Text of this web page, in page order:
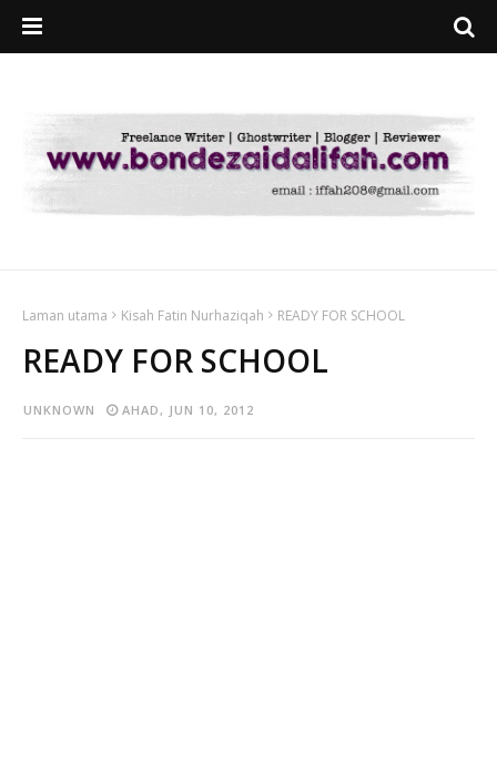
Laman utama Kisah Fatin Nurhaziqah READY FOR SCHOOL
READY FOR SCHOOL
UNKNOWN AHAD, JUN 10, 2012